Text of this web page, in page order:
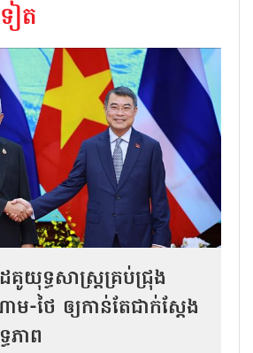
ៀត
គូយុទ្ធសាស្ត្រគ្រប់ជ្រុង
-ថៃ ឲ្យកាន់តែជាក់ស្ដែង
ភាព